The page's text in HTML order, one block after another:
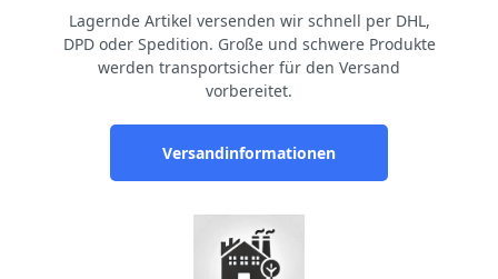
Lagernde Artikel versenden wir schnell per DHL,
DPD oder Spedition. Große und schwere Produkte
werden transportsicher für den Versand
vorbereitet.
Versandinformationen